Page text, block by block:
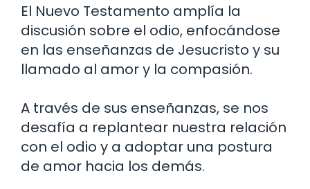
El Nuevo Testamento amplía la
discusión sobre el odio, enfocándose
en las enseñanzas de Jesucristo y su
llamado al amor y la compasión.
A través de sus enseñanzas, se nos
desafía a replantear nuestra relación
con el odio y a adoptar una postura
de amor hacia los demás.